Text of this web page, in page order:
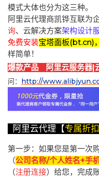
模式大体也分为这三种。
阿里云代理商凯铧互联为
询、云解决方案架构设计
免费安装宝塔面板(bt.cn)，
样简单！
爆款产品 阿里云服务器|
问： http://
阿里云代理【专属折扣
第一步：如果您是第一次
（公司名称/个人姓名+手
（注册连接）给您，完成